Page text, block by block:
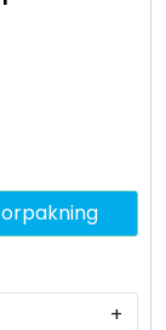
+